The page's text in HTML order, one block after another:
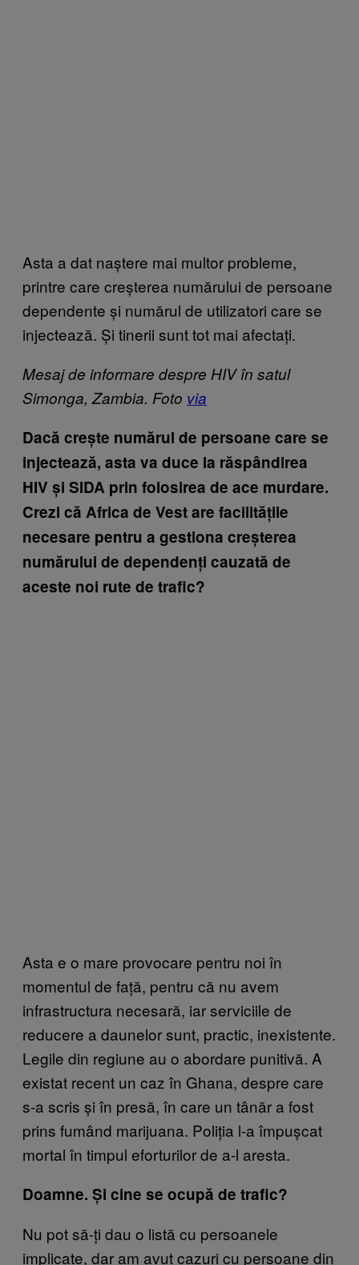
Asta a dat naștere mai multor probleme,
printre care creșterea numărului de persoane
dependente și numărul de utilizatori care se
injectează. Și tinerii sunt tot mai afectați.
Mesaj de informare despre HIV în satul
Simonga, Zambia. Foto via
Dacă crește numărul de persoane care se
injectează, asta va duce la răspândirea
HIV și SIDA prin folosirea de ace murdare.
Crezi că Africa de Vest are facilitățile
necesare pentru a gestiona creșterea
numărului de dependenți cauzată de
aceste noi rute de trafic?
Asta e o mare provocare pentru noi în
momentul de față, pentru că nu avem
infrastructura necesară, iar serviciile de
reducere a daunelor sunt, practic, inexistente.
Legile din regiune au o abordare punitivă. A
existat recent un caz în Ghana, despre care
s-a scris și în presă, în care un tânăr a fost
prins fumând marijuana. Poliția l-a împușcat
mortal în timpul eforturilor de a-l aresta.
Doamne. Și cine se ocupă de trafic?
Nu pot să-ți dau o listă cu persoanele
implicate, dar am avut cazuri cu persoane din